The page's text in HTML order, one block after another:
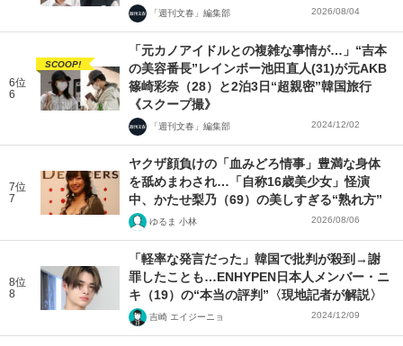
「週刊文春」編集部 2026/08/04
6位
6
SCOOP!
「元カノアイドルとの複雑な事情が…」“吉本
の美容番長”レインボー池田直人(31)が元AKB
篠崎彩奈（28）と2泊3日“超親密”韓国旅行
《スクープ撮》
「週刊文春」編集部 2024/12/02
7位
7
ヤクザ顔負けの「血みどろ情事」豊満な身体
を舐めまわされ…「自称16歳美少女」怪演
中、かたせ梨乃（69）の美しすぎる“熟れ方”
ゆるま 小林 2026/08/06
8位
8
「軽率な発言だった」韓国で批判が殺到→謝
罪したことも…ENHYPEN日本人メンバー・ニ
キ（19）の“本当の評判”〈現地記者が解説〉
吉崎 エイジーニョ 2024/12/09